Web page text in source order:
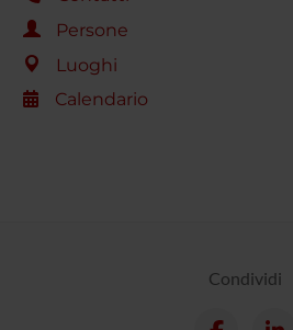
Persone
Luoghi
Calendario
Condividi